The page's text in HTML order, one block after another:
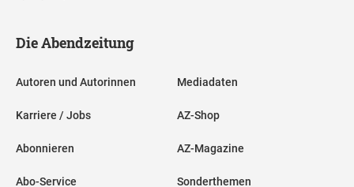
Die Abendzeitung
Autoren und Autorinnen
Karriere / Jobs
Abonnieren
Abo-Service
Mediadaten
AZ-Shop
AZ-Magazine
Sonderthemen